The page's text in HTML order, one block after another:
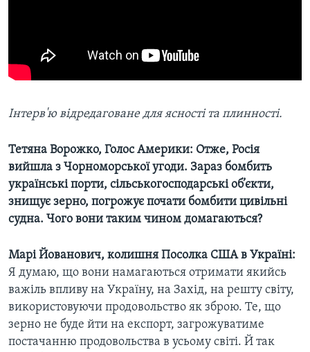
Інтерв'ю відредаговане для ясності та плинності.
Тетяна Ворожко, Голос Америки: Отже, Росія
вийшла з Чорноморської угоди. Зараз бомбить
українські порти, сільськогосподарські об’єкти,
знищує зерно, погрожує почати бомбити цивільні
судна. Чого вони таким чином домагаються?
Марі Йованович, колишня Посолка США в Україні:
Я думаю, що вони намагаються отримати якийсь
важіль впливу на Україну, на Захід, на решту світу,
використовуючи продовольство як зброю. Те, що
зерно не буде йти на експорт, загрожуватиме
постачанню продовольства в усьому світі. Й так